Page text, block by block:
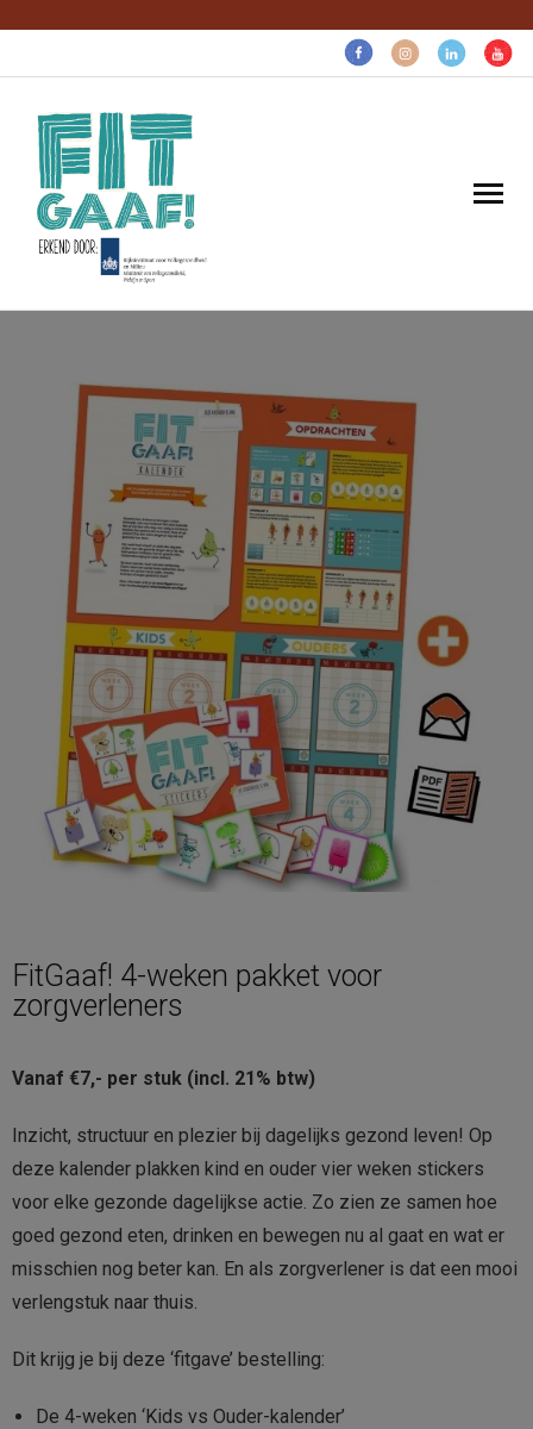
Gaaf voor…
Gratis gezonds
Over ons
Contact
Bestellen
Winkelmand
FitGaaf! 4-weken pakket voor
zorgverleners
Vanaf €7,- per stuk (incl. 21% btw)
Inzicht, structuur en plezier bij dagelijks gezond leven! Op
deze kalender plakken kind en ouder vier weken stickers
voor elke gezonde dagelijkse actie. Zo zien ze samen hoe
goed gezond eten, drinken en bewegen nu al gaat en wat er
misschien nog beter kan. En als zorgverlener is dat een mooi
verlengstuk naar thuis.
Dit krijg je bij deze ‘fitgave’ bestelling:
De 4-weken ‘Kids vs Ouder-kalender’